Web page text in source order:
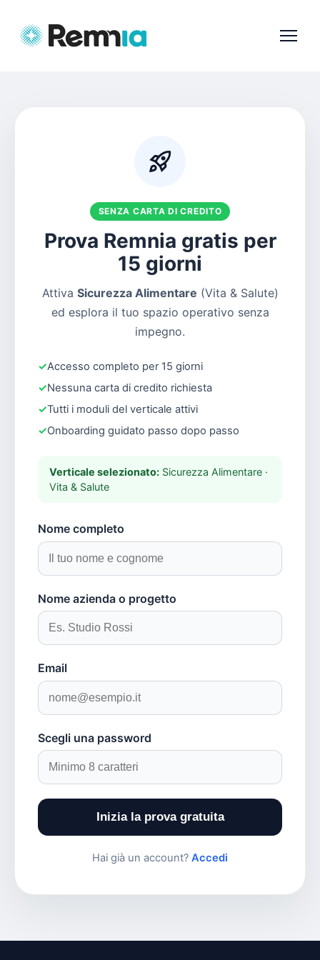
rocket_launch
SENZA CARTA DI CREDITO
Prova Remnia gratis per
15 giorni
Attiva Sicurezza Alimentare (Vita & Salute)
ed esplora il tuo spazio operativo senza
impegno.
Accesso completo per 15 giorni
Nessuna carta di credito richiesta
Tutti i moduli del verticale attivi
Onboarding guidato passo dopo passo
Verticale selezionato: Sicurezza Alimentare ·
Vita & Salute
Nome completo
Nome azienda o progetto
Email
Scegli una password
Inizia la prova gratuita
Hai già un account? Accedi